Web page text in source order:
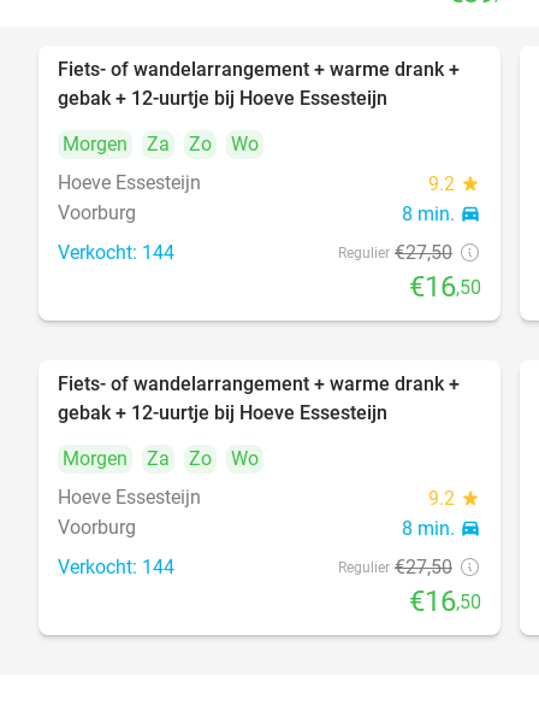
40%
Fiets- of wandelarrangement + warme drank +
gebak + 12-uurtje bij Hoeve Essesteijn
Morgen
Za Zo
Wo
Hoeve Essesteijn
9.2 star
Voorburg 8 min. directions_car
Verkocht: 144 Regulier €27,50
€16,50
40%
Fiets- of wandelarrangement + warme drank +
gebak + 12-uurtje bij Hoeve Essesteijn
Morgen
Za Zo
Wo
Hoeve Essesteijn
9.2 star
Voorburg 8 min. directions_car
Verkocht: 144 Regulier €27,50
€16,50